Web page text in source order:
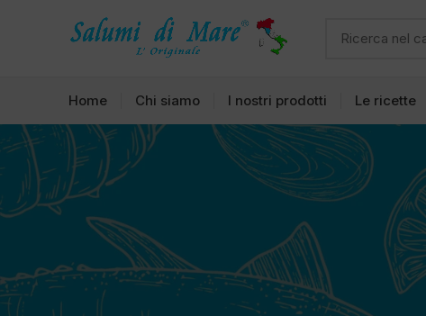
Home Chi siamo I nostri prodotti Le ricette